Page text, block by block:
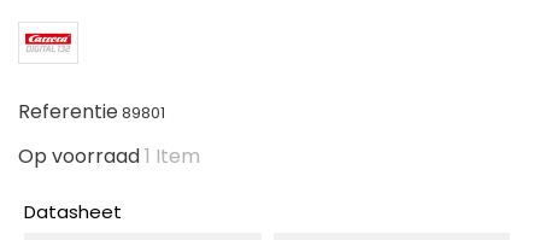
Referentie89801
Op voorraad1 Item
Datasheet